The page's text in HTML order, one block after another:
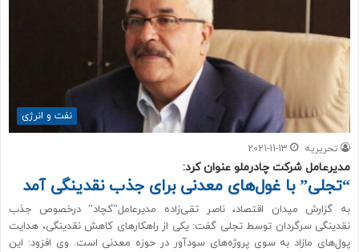
نفت و انرژی
تحریریه 2021-11-13
مدیرعامل شرکت چادرملو عنوان کرد:
“تجلی” با غول‌های معدنی برای جذب نقدینگی آمد
به گزارش میدان اقتصاد، ناصر تقی‌زاده مدیرعامل”کچاد” درخصوص جذب
نقدینگی سرگردان توسط تجلی گفت: یکی از راهکارهای کاهش نقدینگی، هدایت
پول‌های مازاد به سوی پروژه‌های سودآور در حوزه معدنی است. وی افزود: این